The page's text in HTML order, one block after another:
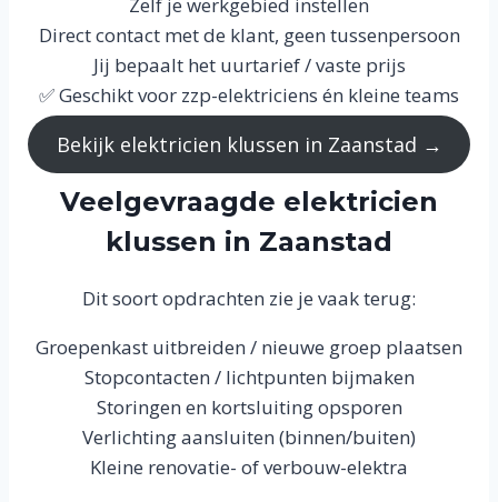
Direct contact met de klant, geen tussenpersoon
Jij bepaalt het uurtarief / vaste prijs
✅ Geschikt voor zzp-elektriciens én kleine teams
Bekijk elektricien klussen in Zaanstad →
Veelgevraagde elektricien
klussen in Zaanstad
Dit soort opdrachten zie je vaak terug:
Groepenkast uitbreiden / nieuwe groep plaatsen
Stopcontacten / lichtpunten bijmaken
Storingen en kortsluiting opsporen
Verlichting aansluiten (binnen/buiten)
Kleine renovatie- of verbouw-elektra